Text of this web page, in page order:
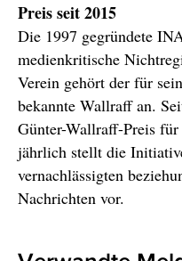
Preis seit 2015
Die 1997 gegründete
medienkritische
Verein gehört der für
bekannte Wallraff an.
Günter-Wallraff-Preis
jährlich stellt die
vernachlässigten
Nachrichten vor.